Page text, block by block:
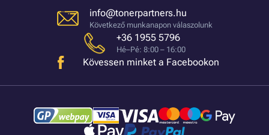
info@tonerpartners.hu
Következő munkanapon válaszolunk
+36 1955 5796
Hé–Pé: 8:00 – 16:00
Kövessen minket a Facebookon